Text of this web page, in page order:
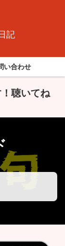
記
い合わせ
聴いてね